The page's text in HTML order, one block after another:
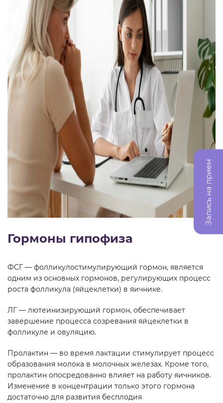
Гормоны гипофиза
ФСГ — фолликулостимулирующий гормон, является
одним из основных гормонов, регулирующих процесс
роста фолликула (яйцеклетки) в яичнике.
ЛГ — лютеинизирующий гормон, обеспечивает
завершение процесса созревания яйцеклетки в
фолликуле и овуляцию.
Пролактин — во время лактации стимулирует процесс
образования молока в молочных железах. Кроме того,
пролактин опосредованно влияет на работу яичников.
Изменение в концентрации только этого гормона
достаточно для развития бесплодия
Запись на прием